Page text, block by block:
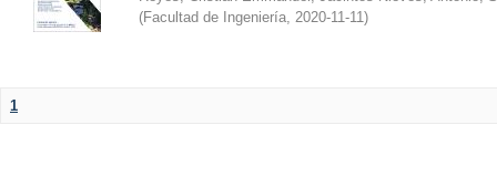
(Facultad de Ingeniería, 2020-11-11)
1